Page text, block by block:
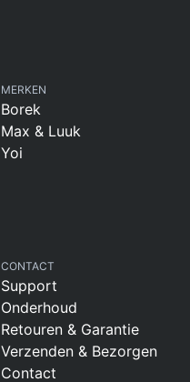
MERKEN
Borek
Max & Luuk
Yoi
CONTACT
Support
Onderhoud
Retouren & Garantie
Verzenden & Bezorgen
Contact